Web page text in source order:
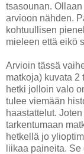
tsasounan.
arvioon nähden.
kohtuullisen
mieleen että eikö
Arvioin tässä
matkoja) kuvata 2
hetki jolloin valo
tulee viemään
haastattelut.
tarkentumaan
hetkellä jo
liikaa paineita.